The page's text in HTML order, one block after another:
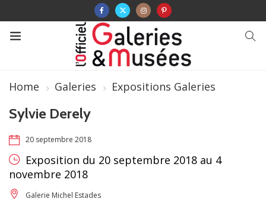
Home Galeries Expositions Galeries
Sylvie Derely
20 septembre 2018
Exposition du 20 septembre 2018 au 4
novembre 2018
Galerie Michel Estades